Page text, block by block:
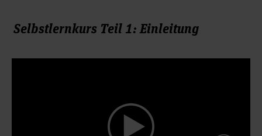
Selbstlernkurs Teil 1: Einleitung